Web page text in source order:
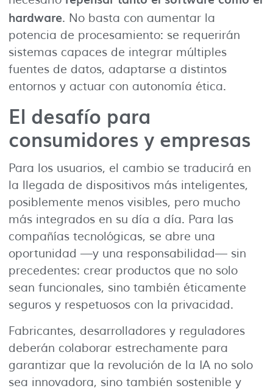
hardware. No basta con aumentar la
potencia de procesamiento: se requerirán
sistemas capaces de integrar múltiples
fuentes de datos, adaptarse a distintos
entornos y actuar con autonomía ética.
El desafío para
consumidores y empresas
Para los usuarios, el cambio se traducirá en
la llegada de dispositivos más inteligentes,
posiblemente menos visibles, pero mucho
más integrados en su día a día. Para las
compañías tecnológicas, se abre una
oportunidad —y una responsabilidad— sin
precedentes: crear productos que no solo
sean funcionales, sino también éticamente
seguros y respetuosos con la privacidad.
Fabricantes, desarrolladores y reguladores
deberán colaborar estrechamente para
garantizar que la revolución de la IA no solo
sea innovadora, sino también sostenible y